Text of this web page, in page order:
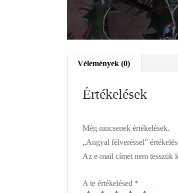
Vélemények (0)
Értékelések
Még nincsenek értékelések.
„Angyal félveréssel”
Az e-mail címet nem tesszük
A te értékelésed *